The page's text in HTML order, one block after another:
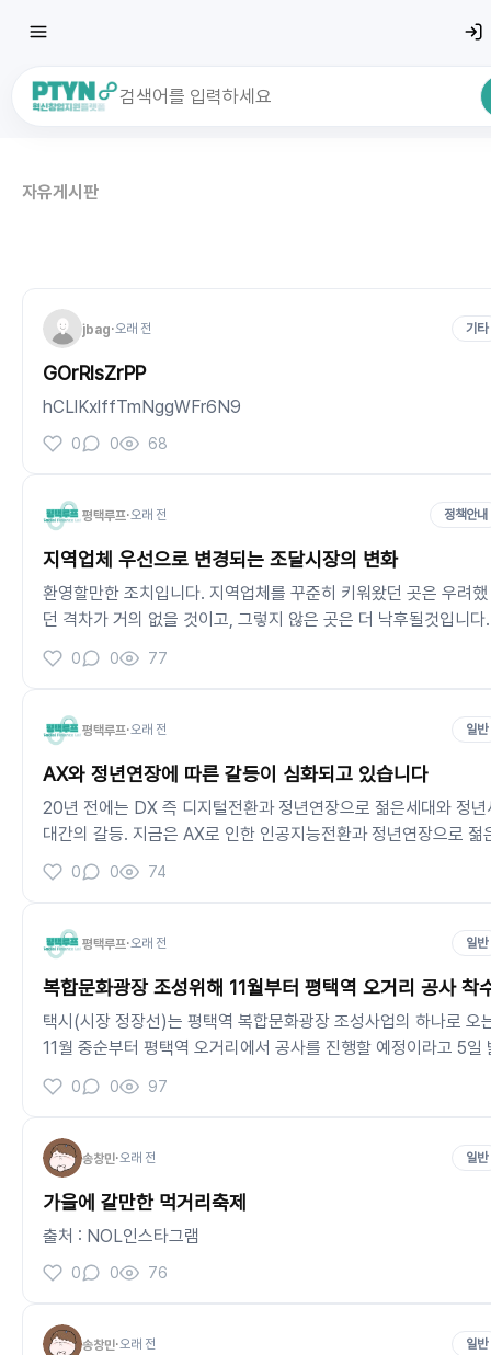
자유게시판
jbag·오래 전 기타
GOrRIsZrPP
hCLlKxlffTmNggWFr6N9
0 0 68
평택루프·오래 전 정책안내
지역업체 우선으로 변경되는 조달시장의 변화
환영할만한 조치입니다. 지역업체를 꾸준히 키워왔던 곳은 우려했
던 격차가 거의 없을 것이고, 그렇지 않은 곳은 더 낙후될것입니다.
더불어 실력보단 비리로 얼룩진곳. 과거 인맥에만 매몰된 곳. 이런
곳들은 실력이 뒤떨어지는게 눈에 보일것같습니다. 평택은 과연 어
https://v.daum.net/v/20251119101305894
0 0 77
평택루프·오래 전 일반
AX와 정년연장에 따른 갈등이 심화되고 있습니다
20년 전에는 DX 즉 디지털전환과 정년연장으로 젊은세대와 정년
대간의 갈등. 지금은 AX로 인한 인공지능전환과 정년연장으로 젊
세대와 정년세대간의 갈등. 이 표면화되고 있는 느낌이다. 6년전엔
코로나세대의 사회진입에 대한 문제가 있었습니다. 비대면 학습으
레임이 되어있었습니다. 이렇듯 늘상 세상은 변해가고 세대간 갈등
도 늘 있어온 일이다. 과거보다 기술의 발전이 월등하게 빨라졌기
수명의 연장. 부채의 포화. 저출생현상. 공동체위종말. 거기에 인공
지능과 로봇으로 인한
0 0 74
평택루프·오래 전 일반
복합문화광장 조성위해 11월부터 평택역 오거리 공사 착
택시(시장 정장선)는 평택역 복합문화광장 조성사업의 하나로 오
11월 중순부터 평택역 오거리에서 공사를 진행할 예정이라고 5일
혔다. 이번 공사는 ‘복합문화광장’과 ‘차 없는 거리’를 연결하고 주
장을 조성하기 위해 진행되는 것으로, 공사를 통해 지하 보행로와
평택역 오거리 일대 일부 차선은 임시 변경 및 통제된다. 교통 혼잡
을 최소화하기 위해 임시도로 및 통제 구역 등은 공사 단계에 따라
유동적으로 운영될 예정이다. 시 관계자는 “평택역 오거리 구간은
지금도
0 0 97
송창민·오래 전 일반
가을에 갈만한 먹거리축제
출처 : NOL인스타그램
0 0 76
송창민·오래 전 일반